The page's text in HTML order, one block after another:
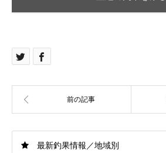
最新釣果情報／地域別